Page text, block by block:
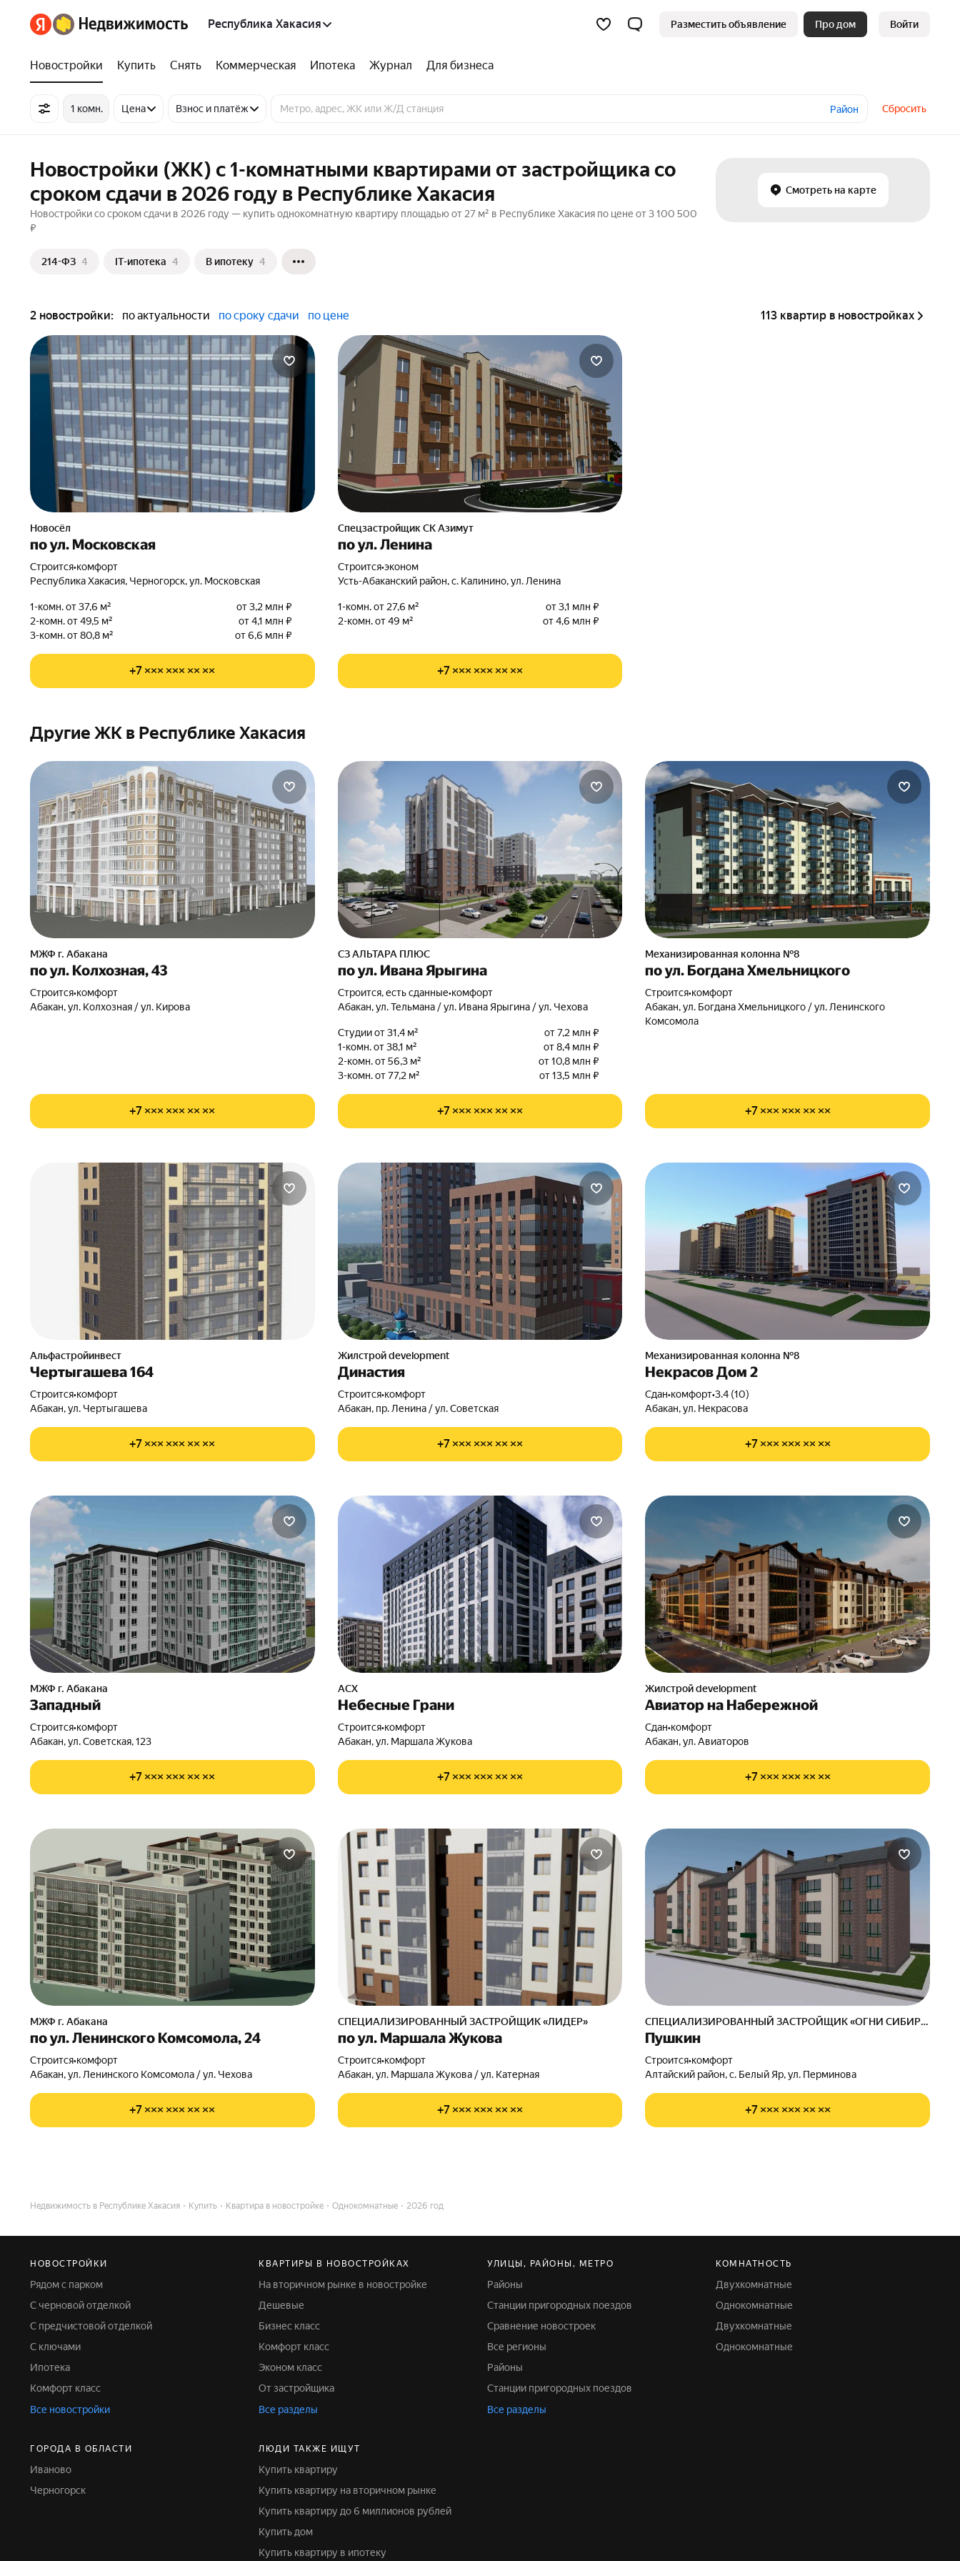
Республика Хакасия Разместить объявление Про дом Войти
Новостройки Купить Снять Коммерческая Ипотека Журнал Для бизнеса
1 комн. Цена Взнос и платёж Район Сбросить
Новостройки (ЖК) с 1-комнатными квартирами от застройщика со
сроком сдачи в 2026 году в Республике Хакасия
Новостройки со сроком сдачи в 2026 году — купить однокомнатную квартиру площадью от 27 м² в Республике Хакасия по цене от 3 100 500
₽
214-ФЗ 4 IT-ипотека 4 В ипотеку 4
Смотреть на карте
2 новостройки: по актуальности по сроку сдачи по цене 113 квартир в новостройках
Новосёл
по ул. Московская
Строится•комфорт
Республика Хакасия, Черногорск, ул. Московская
1-комн. от 37,6 м²
от 3,2 млн ₽
2-комн. от 49,5 м²
от 4,1 млн ₽
3-комн. от 80,8 м²
от 6,6 млн ₽
+7 ××× ××× ×× ××
Спецзастройщик СК Азимут
по ул. Ленина
Строится•эконом
Усть-Абаканский район, с. Калинино, ул. Ленина
1-комн. от 27,6 м²
от 3,1 млн ₽
2-комн. от 49 м²
от 4,6 млн ₽
+7 ××× ××× ×× ××
Другие ЖК в Республике Хакасия
МЖФ г. Абакана
по ул. Колхозная, 43
Строится•комфорт
Абакан, ул. Колхозная / ул. Кирова
+7 ××× ××× ×× ××
СЗ АЛЬТАРА ПЛЮС
по ул. Ивана Ярыгина
Строится, есть сданные•комфорт
Абакан, ул. Тельмана / ул. Ивана Ярыгина / ул. Чехова
Студии от 31,4 м²
от 7,2 млн ₽
1-комн. от 38,1 м²
от 8,4 млн ₽
2-комн. от 56,3 м²
от 10,8 млн ₽
3-комн. от 77,2 м²
от 13,5 млн ₽
+7 ××× ××× ×× ××
Механизированная колонна №8
по ул. Богдана Хмельницкого
Строится•комфорт
Абакан, ул. Богдана Хмельницкого / ул. Ленинского
Комсомола
+7 ××× ××× ×× ××
Альфастройинвест
Чертыгашева 164
Строится•комфорт
Абакан, ул. Чертыгашева
+7 ××× ××× ×× ××
Жилстрой development
Династия
Строится•комфорт
Абакан, пр. Ленина / ул. Советская
+7 ××× ××× ×× ××
Механизированная колонна №8
Некрасов Дом 2
Сдан•комфорт•3.4 (10)
Абакан, ул. Некрасова
+7 ××× ××× ×× ××
МЖФ г. Абакана
Западный
Строится•комфорт
Абакан, ул. Советская, 123
+7 ××× ××× ×× ××
АСХ
Небесные Грани
Строится•комфорт
Абакан, ул. Маршала Жукова
+7 ××× ××× ×× ××
Жилстрой development
Авиатор на Набережной
Сдан•комфорт
Абакан, ул. Авиаторов
+7 ××× ××× ×× ××
МЖФ г. Абакана
по ул. Ленинского Комсомола, 24
Строится•комфорт
Абакан, ул. Ленинского Комсомола / ул. Чехова
+7 ××× ××× ×× ××
СПЕЦИАЛИЗИРОВАННЫЙ ЗАСТРОЙЩИК «ЛИДЕР»
по ул. Маршала Жукова
Строится•комфорт
Абакан, ул. Маршала Жукова / ул. Катерная
+7 ××× ××× ×× ××
СПЕЦИАЛИЗИРОВАННЫЙ ЗАСТРОЙЩИК «ОГНИ СИБИРИ»
Пушкин
Строится•комфорт
Алтайский район, с. Белый Яр, ул. Перминова
+7 ××× ××× ×× ××
Недвижимость в Республике Хакасия Купить Квартира в новостройке Однокомнатные 2026 год
НОВОСТРОЙКИ
Рядом с парком
С черновой отделкой
С предчистовой отделкой
С ключами
Ипотека
Комфорт класс
Все новостройки
КВАРТИРЫ В НОВОСТРОЙКАХ
На вторичном рынке в новостройке
Дешевые
Бизнес класс
Комфорт класс
Эконом класс
От застройщика
Все разделы
УЛИЦЫ, РАЙОНЫ, МЕТРО
Районы
Станции пригородных поездов
Сравнение новостроек
Все регионы
Районы
Станции пригородных поездов
Все разделы
КОМНАТНОСТЬ
Двухкомнатные
Однокомнатные
Двухкомнатные
Однокомнатные
ГОРОДА В ОБЛАСТИ
Иваново
Черногорск
ЛЮДИ ТАКЖЕ ИЩУТ
Купить квартиру
Купить квартиру на вторичном рынке
Купить квартиру до 6 миллионов рублей
Купить дом
Купить квартиру в ипотеку